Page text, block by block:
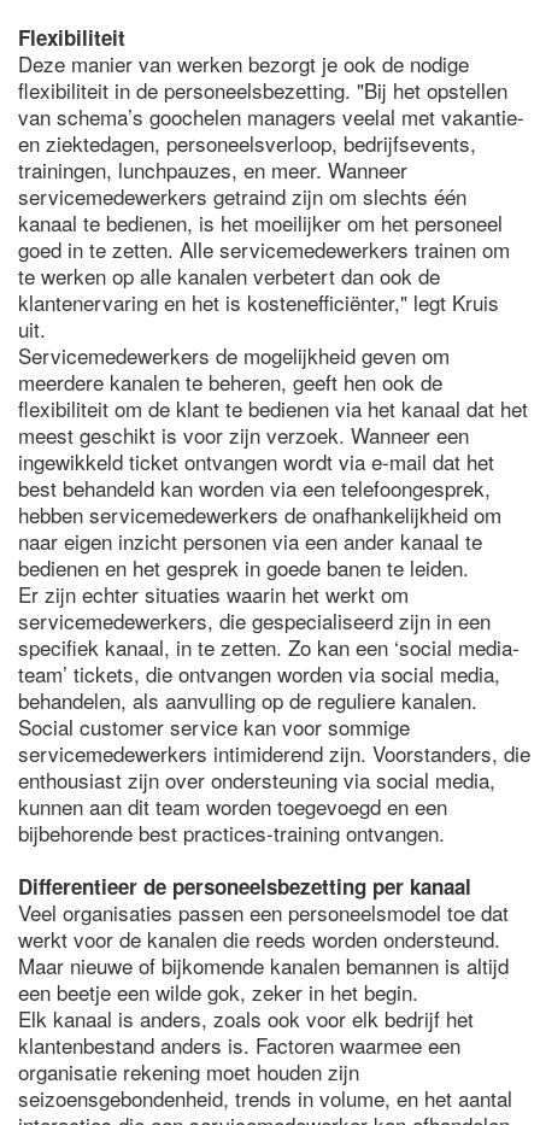
Flexibiliteit
Deze manier van werken bezorgt je ook de nodige
flexibiliteit in de personeelsbezetting. "Bij het opstellen
van schema’s goochelen managers veelal met vakantie-
en ziektedagen, personeelsverloop, bedrijfsevents,
trainingen, lunchpauzes, en meer. Wanneer
servicemedewerkers getraind zijn om slechts één
kanaal te bedienen, is het moeilijker om het personeel
goed in te zetten. Alle servicemedewerkers trainen om
te werken op alle kanalen verbetert dan ook de
klantenervaring en het is kostenefficiënter," legt Kruis
uit.
Servicemedewerkers de mogelijkheid geven om
meerdere kanalen te beheren, geeft hen ook de
flexibiliteit om de klant te bedienen via het kanaal dat het
meest geschikt is voor zijn verzoek. Wanneer een
ingewikkeld ticket ontvangen wordt via e-mail dat het
best behandeld kan worden via een telefoongesprek,
hebben servicemedewerkers de onafhankelijkheid om
naar eigen inzicht personen via een ander kanaal te
bedienen en het gesprek in goede banen te leiden.
Er zijn echter situaties waarin het werkt om
servicemedewerkers, die gespecialiseerd zijn in een
specifiek kanaal, in te zetten. Zo kan een ‘social media-
team’ tickets, die ontvangen worden via social media,
behandelen, als aanvulling op de reguliere kanalen.
Social customer service kan voor sommige
servicemedewerkers intimiderend zijn. Voorstanders, die
enthousiast zijn over ondersteuning via social media,
kunnen aan dit team worden toegevoegd en een
bijbehorende best practices-training ontvangen.
Differentieer de personeelsbezetting per kanaal
Veel organisaties passen een personeelsmodel toe dat
werkt voor de kanalen die reeds worden ondersteund.
Maar nieuwe of bijkomende kanalen bemannen is altijd
een beetje een wilde gok, zeker in het begin.
Elk kanaal is anders, zoals ook voor elk bedrijf het
klantenbestand anders is. Factoren waarmee een
organisatie rekening moet houden zijn
seizoensgebondenheid, trends in volume, en het aantal